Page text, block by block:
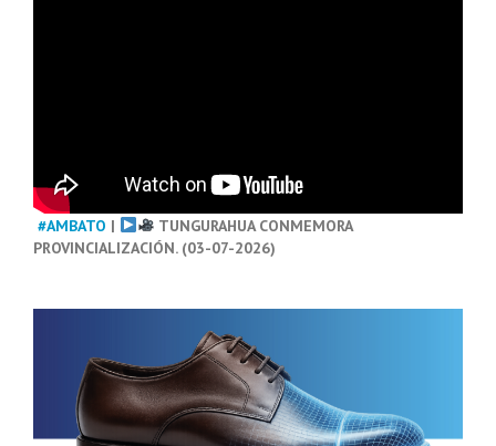
#AMBATO |
TUNGURAHUA CONMEMORA
PROVINCIALIZACIÓN. (03-07-2026)